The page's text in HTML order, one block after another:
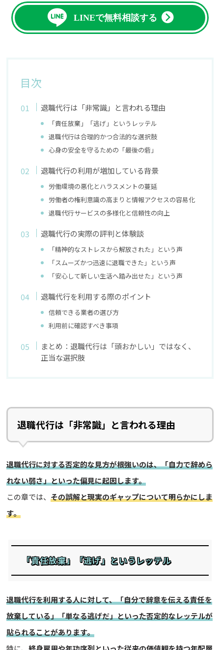
LINEで無料相談する
目次
退職代行は「非常識」と言われる理由
「責任放棄」「逃げ」というレッテル
退職代行は合理的かつ合法的な選択肢
心身の安全を守るための「最後の砦」
退職代行の利用が増加している背景
労働環境の悪化とハラスメントの蔓延
労働者の権利意識の高まりと情報アクセスの容易化
退職代行サービスの多様化と信頼性の向上
退職代行の実際の評判と体験談
「精神的なストレスから解放された」という声
「スムーズかつ迅速に退職できた」という声
「安心して新しい生活へ踏み出せた」という声
退職代行を利用する際のポイント
信頼できる業者の選び方
利用前に確認すべき事項
まとめ：退職代行は「頭おかしい」ではなく、
正当な選択肢
退職代行は「非常識」と言われる理由
退職代行に対する否定的な見方が根強いのは、「自力で辞めら
れない弱さ」といった偏見に起因します。
この章では、その誤解と現実のギャップについて明らかにしま
す。
「責任放棄」「逃げ」というレッテル
退職代行を利用する人に対して、「自分で辞意を伝える責任を
放棄している」「単なる逃げだ」といった否定的なレッテルが
貼られることがあります。